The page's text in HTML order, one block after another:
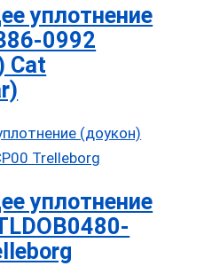
уплотнение
0992
Cat
уплотнение